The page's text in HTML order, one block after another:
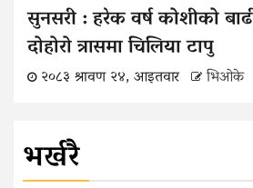
सुनसरी : हरेक वर्ष कोशीको
दोहोरो त्रासमा चिलिया टापु
२०८३ श्रावण २४, आइतवार भिओके
भर्खरै